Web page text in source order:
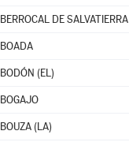
BERROCAL DE SALVATIERRA
BOADA
BODÓN (EL)
BOGAJO
BOUZA (LA)